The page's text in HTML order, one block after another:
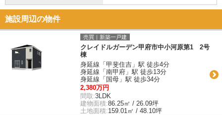
施設周辺の物件
売買｜新築一戸建
クレイドルガーデン甲府市中小河原第1 2号
棟
身延線「甲斐住吉」駅 徒歩4分
身延線「南甲府」駅 徒歩13分
身延線「国母」駅 徒歩34分
2,380万円
間取:3LDK
建物面積:86.25㎡ / 26.09坪
土地面積:159.01㎡ / 48.10坪